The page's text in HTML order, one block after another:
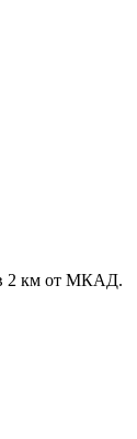
в 2 км от МКАД.